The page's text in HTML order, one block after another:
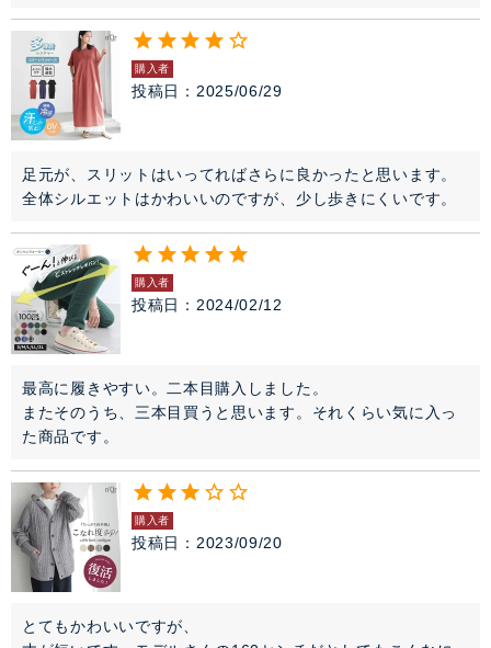
購入者
投稿日 2025/06/29
足元が、スリットはいってればさらに良かったと思います。
全体シルエットはかわいいのですが、少し歩きにくいです。
購入者
投稿日 2024/02/12
最高に履きやすい。二本目購入しました。
またそのうち、三本目買うと思います。それくらい気に入っ
た商品です。
購入者
投稿日 2023/09/20
とてもかわいいですが、